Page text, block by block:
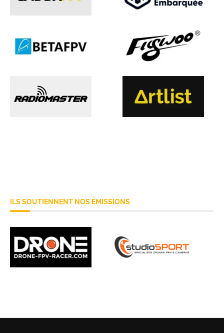
ILS SOUTIENNENT NOS ÉMISSIONS